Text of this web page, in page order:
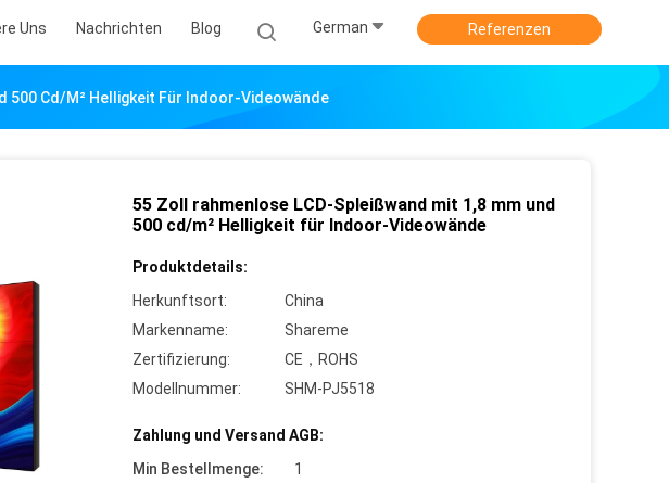
Uns Nachrichten Blog German Referenzen
500 Cd/m² Helligkeit Für Indoor-Videowände
55 Zoll rahmenlose LCD-Spleißwand mit 1,8 mm und
500 cd/m² Helligkeit für Indoor-Videowände
Produktdetails:
Herkunftsort:
China
Markenname:
Shareme
Zertifizierung:
CE，ROHS
Modellnummer:
SHM-PJ5518
Zahlung und Versand AGB:
Min Bestellmenge:
1